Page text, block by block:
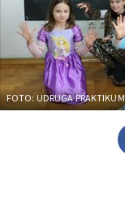
FOTO: UDRUGA PRAKTIKUM